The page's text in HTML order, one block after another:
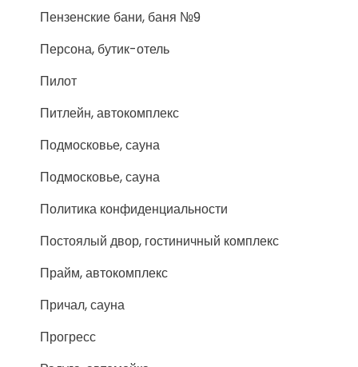
Пензенские бани, баня №9
Персона, бутик-отель
Пилот
Питлейн, автокомплекс
Подмосковье, сауна
Подмосковье, сауна
Политика конфиденциальности
Постоялый двор, гостиничный комплекс
Прайм, автокомплекс
Причал, сауна
Прогресс